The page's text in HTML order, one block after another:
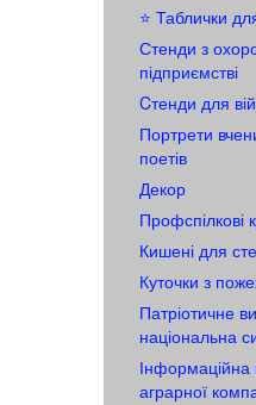
⭐️ Таблички
Стенди з
підприємстві
Cтенди для
Портрети
поетів
Декор
Профспілкові
Кишені для
Куточки з
Патріотичне
національна
Інформаційна
аграрної